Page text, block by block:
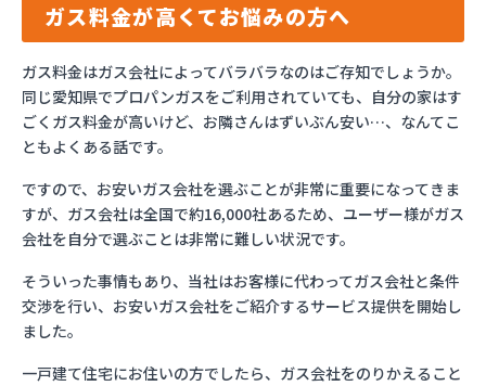
ガス料金が高くてお悩みの方へ
ガス料金はガス会社によってバラバラなのはご存知でしょうか。
同じ愛知県でプロパンガスをご利用されていても、自分の家はす
ごくガス料金が高いけど、お隣さんはずいぶん安い…、なんてこ
ともよくある話です。
ですので、お安いガス会社を選ぶことが非常に重要になってきま
すが、ガス会社は全国で約16,000社あるため、ユーザー様がガス
会社を自分で選ぶことは非常に難しい状況です。
そういった事情もあり、当社はお客様に代わってガス会社と条件
交渉を行い、お安いガス会社をご紹介するサービス提供を開始し
ました。
一戸建て住宅にお住いの方でしたら、ガス会社をのりかえること